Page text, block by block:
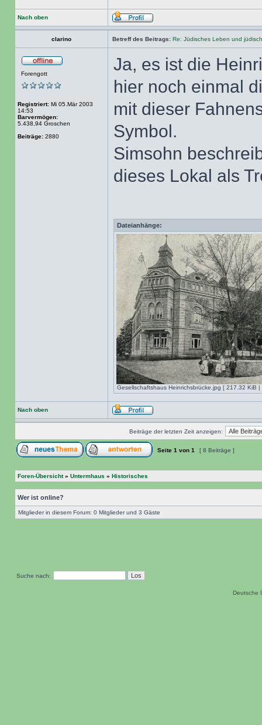
Nach oben
clarino Betreff des Beitrags: Re: Jüdisches Leben und
Forengott
Registriert: Mi 05.Mär 2003
14:53
Barvermögen:
5.438,94 Groschen
Beiträge: 2880
Ja, es ist die
hier noch einmal
mit dieser
Symbol.
Simsohn
dieses Lokal als
Dateianhänge:
Gesellschaftshaus Heinrichsbrücke.jpg [ 217.32 KiB
Nach oben
Beiträge der letzten Zeit anzeigen:
Seite 1 von 1 [ 8 Beiträge ]
Foren-Übersicht» Untermhaus » Historisches
Wer ist online?
Mitglieder in diesem Forum: 0 Mitglieder und 3 Gäste
Suche nach:
Deutsche